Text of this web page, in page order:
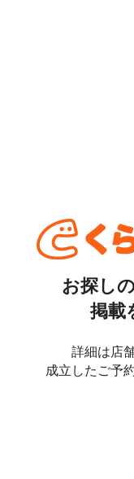
お探し
掲載
詳細は店
成立したご予